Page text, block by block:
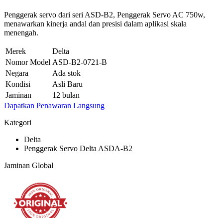
Penggerak servo dari seri ASD-B2, Penggerak Servo AC 750w,
menawarkan kinerja andal dan presisi dalam aplikasi skala
menengah.
Merek
Delta
Nomor Model ASD-B2-0721-B
Negara
Ada stok
Kondisi
Asli Baru
Jaminan
12 bulan
Dapatkan Penawaran Langsung
Kategori
Delta
Penggerak Servo Delta ASDA-B2
Jaminan Global